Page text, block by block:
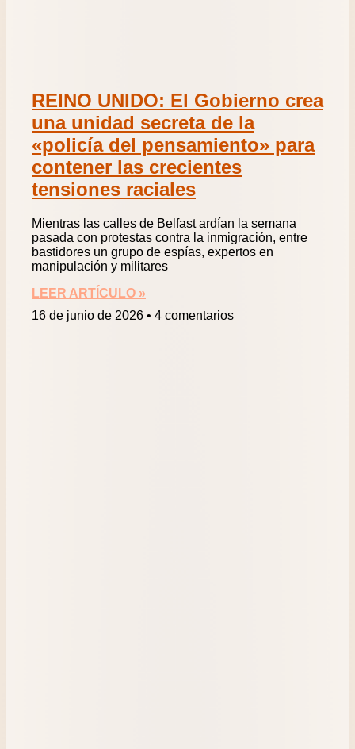
REINO UNIDO: El Gobierno crea
una unidad secreta de la
«policía del pensamiento» para
contener las crecientes
tensiones raciales
Mientras las calles de Belfast ardían la semana
pasada con protestas contra la inmigración, entre
bastidores un grupo de espías, expertos en
manipulación y militares
LEER ARTÍCULO »
16 de junio de 2026
4 comentarios